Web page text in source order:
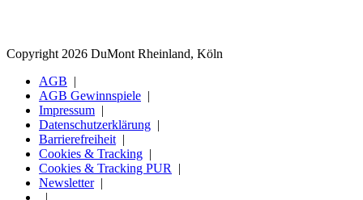
Copyright 2026 DuMont Rheinland, Köln
AGB
AGB Gewinnspiele
Impressum
Datenschutzerklärung
Barrierefreiheit
Cookies & Tracking
Cookies & Tracking PUR
Newsletter